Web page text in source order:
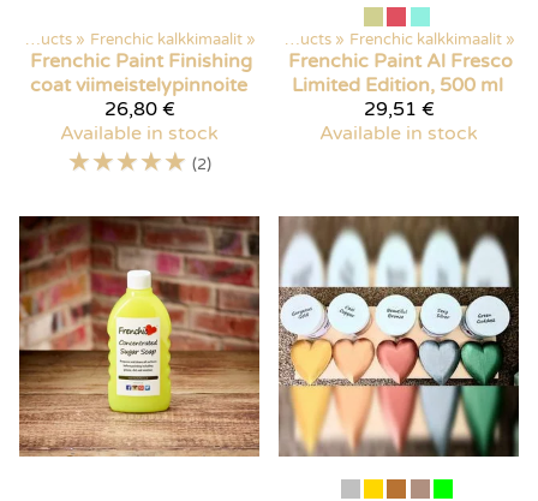
Products ‪» Frenchic kalkkimaalit ‪»
Frenchic Paint Finishing
coat viimeistelypinnoite
26,80 €
Available in stock
☆☆☆☆☆ (2)
Products ‪» Frenchic kalkkimaalit ‪»
Frenchic Paint Al Fresco
Limited Edition, 500 ml
29,51 €
Available in stock